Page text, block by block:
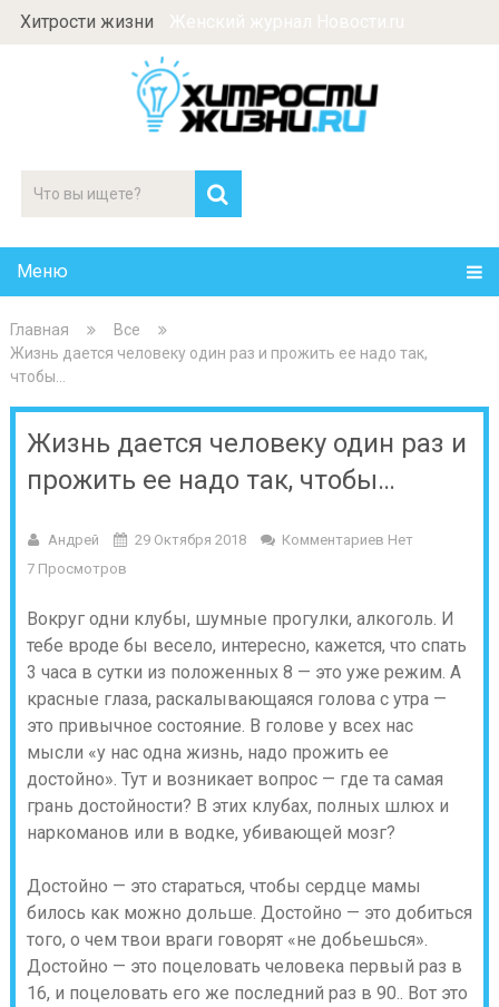
Хитрости жизни
Меню
Главная
Все
Жизнь дается человеку один раз и прожить ее надо так,
чтобы…
Жизнь дается человеку один раз и
прожить ее надо так, чтобы…
Андрей 29 Октября 2018
Комментариев Нет
7 Просмотров
Вокруг одни клубы, шумные прогулки, алкоголь. И
тебе вроде бы весело, интересно, кажется, что спать
3 часа в сутки из положенных 8 — это уже режим. А
красные глаза, раскалывающаяся голова с утра —
это привычное состояние. В голове у всех нас
мысли «у нас одна жизнь, надо прожить ее
достойно». Тут и возникает вопрос — где та самая
грань достойности? В этих клубах, полных шлюх и
наркоманов или в водке, убивающей мозг?
Достойно — это стараться, чтобы сердце мамы
билось как можно дольше. Достойно — это добиться
того, о чем твои враги говорят «не добьешься».
Достойно — это поцеловать человека первый раз в
16, и поцеловать его же последний раз в 90.. Вот это